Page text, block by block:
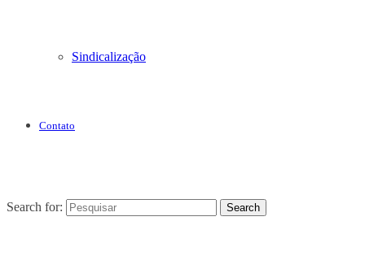
Sindicalização
Contato
Search for: Search